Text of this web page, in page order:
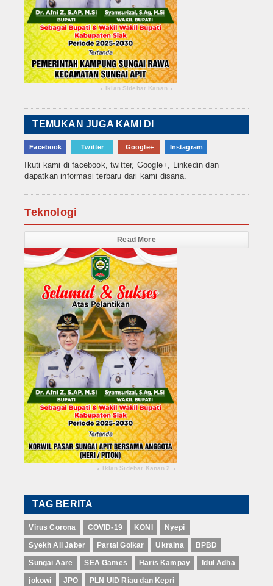
▴ Iklan Sidebar Kanan ▴
TEMUKAN JUGA KAMI DI
Facebook Twitter Google+ Instagram
Ikuti kami di facebook, twitter, Google+, Linkedin dan
dapatkan informasi terbaru dari kami disana.
Teknologi
Read More
▴ Iklan Sidebar Kanan 2 ▴
TAG BERITA
Virus Corona COVID-19 KONI Nyepi
Syekh Ali Jaber Partai Golkar Ukraina BPBD
Sungai Aare SEA Games Haris Kampay Idul Adha
jokowi JPO PLN UID Riau dan Kepri